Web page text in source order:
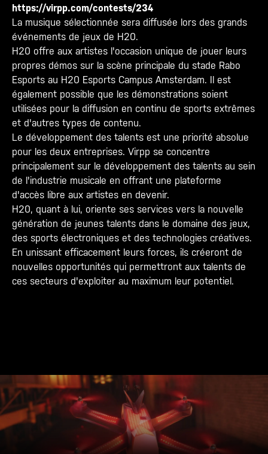
https://virpp.com/contests/234
La musique sélectionnée sera diffusée lors des grands
événements de jeux de H20.
H20 offre aux artistes l'occasion unique de jouer leurs
propres démos sur la scène principale du stade Rabo
Esports au H20 Esports Campus Amsterdam. Il est
également possible que les démonstrations soient
utilisées pour la diffusion en continu de sports extrêmes
et d'autres types de contenu.
Le développement des talents est une priorité absolue
pour les deux entreprises. Virpp se concentre
principalement sur le développement des talents au sein
de l'industrie musicale en offrant une plateforme
d'accès libre aux artistes en devenir.
H20, quant à lui, oriente ses services vers la nouvelle
génération de jeunes talents dans le domaine des jeux,
des sports électroniques et des technologies créatives.
En unissant efficacement leurs forces, ils créeront de
nouvelles opportunités qui permettront aux talents de
ces secteurs d'exploiter au maximum leur potentiel.